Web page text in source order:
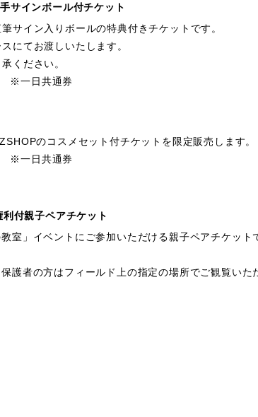
サインボール付チケット
サイン入りボールの特典付きチケットです。
にてお渡しいたします。
ください。
※一日共通券
のコスメセット付チケットを限定販売します。
※一日共通券
付親子ペアチケット
室」イベントにご参加いただける親子ペアチケッ
護者の方はフィールド上の指定の場所でご観覧いた